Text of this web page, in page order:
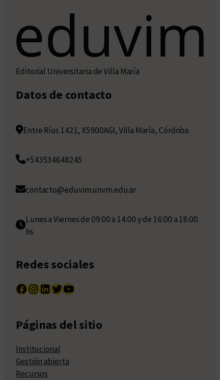
Editorial Universitaria de Villa María
Datos de contacto
Entre Ríos 1421, X5900AGI, Villa María, Córdoba
+543534648245
contacto@eduvim.unvm.edu.ar
Lunes a Viernes de 09:00 a 14:00 y de 16:00 a 18:00
hs
Redes sociales
Facebook InstagramLinkedIn Twitter YouTube
Páginas del sitio
Institucional
Gestión abierta
Recursos